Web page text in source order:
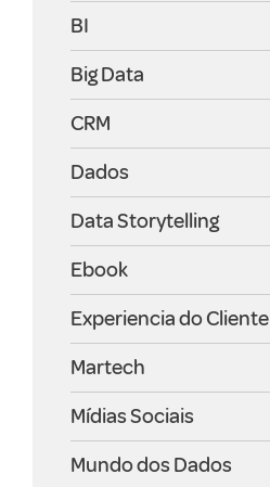
BI
Big Data
CRM
Dados
Data Storytelling
Ebook
Experiencia do Cliente
Martech
Mídias Sociais
Mundo dos Dados